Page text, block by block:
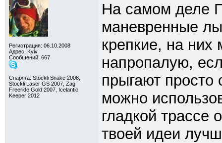
Регистрация: 06.10.2008
Адрес: Kyiv
Сообщений: 667
Снаряга: Stockli Snake 2008,
Stockli Laser GS 2007, Zag
Freeride Gold 2007, Icelantic
Keeper 2012
На самом деле
маневренные
крепкие, на
напропалую,
прыгают просто
можно
гладкой трассе
твоей идеи